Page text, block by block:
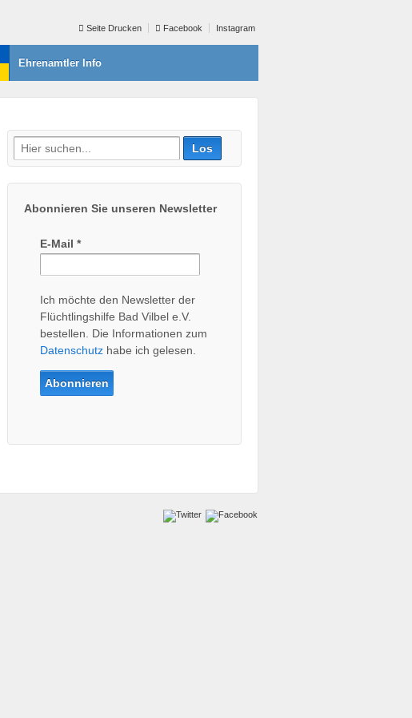
Seite Drucken Facebook Instagram
Ehrenamtler Info
Suche
nach:
Abonnieren Sie unseren Newsletter
E-Mail*
Ich möchte den Newsletter der
Flüchtlingshilfe Bad Vilbel e.V.
bestellen. Die Informationen zum
Datenschutz habe ich gelesen.